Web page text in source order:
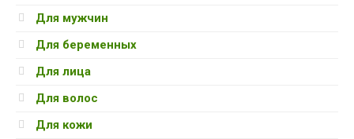
Для мужчин
Для беременных
Для лица
Для волос
Для кожи